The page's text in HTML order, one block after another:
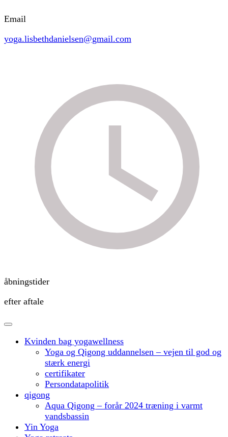
Email
yoga.lisbethdanielsen@gmail.com
åbningstider
efter aftale
Kvinden bag yogawellness
Yoga og Qigong uddannelsen – vejen til god og
stærk energi
certifikater
Persondatapolitik
qigong
Aqua Qigong – forår 2024 træning i varmt
vandsbassin
Yin Yoga